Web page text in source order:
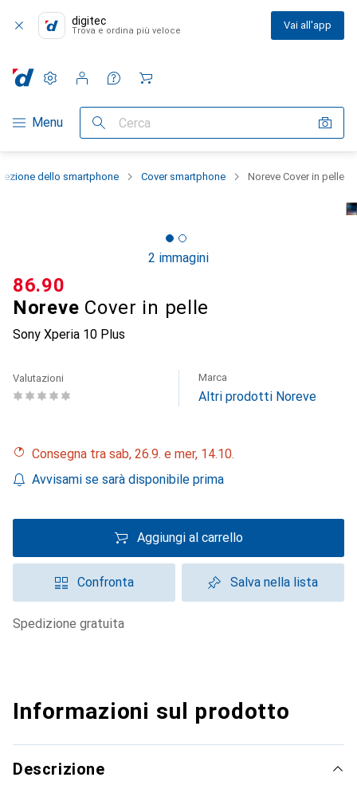
digitec
Trova e ordina più veloce Vai all'app
Categoria Navigazione
Menu Cerca
Impostazioni
Conto cliente
Liste di confronto
Liste dei desideri
Carrello
dello smartphone Cover smartphone Noreve Cover in pelle
2 immagini
Noreve Cover in pelle
Sony Xperia 10 Plus
CHF
86.90
Valutazioni Marca
Altri prodotti Noreve
Consegna tra sab, 26.9. e mer, 14.10.
Avvisami se sarà disponibile prima
Aggiungi al carrello
Confronta Salva nella lista
spedizione gratuita
Informazioni sul prodotto
Descrizione